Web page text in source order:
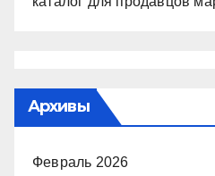
Архивы
Февраль 2026